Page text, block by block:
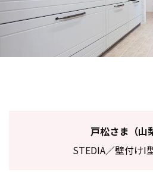
戸松さま（山
STEDIA／壁付けI